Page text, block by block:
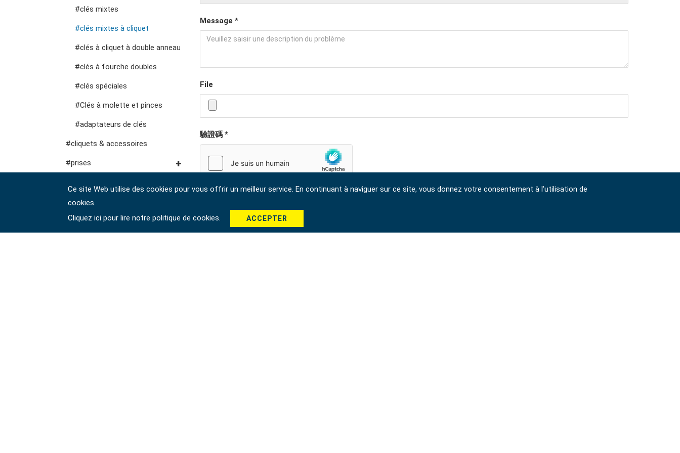
multiprise
lubrification
chariots à outils
accessoires de
pinces, couteaux, pinces
vde
#clés mixtes
#clés mixtes à cliquet
#clés à cliquet à double anneau
#clés à fourche doubles
#clés spéciales
#Clés à molette et pinces
#adaptateurs de clés
#cliquets & accessoires
#prises
Douilles #1/2"
1/4"
Embouts hexagonaux de
pilotes d'engrenages
#tournevis
Message *
File
驗證碼 *
Ce site Web utilise des cookies pour vous offrir un meilleur service. En continuant à naviguer sur ce site, vous donnez votre consentement à l'utilisation de
cookies.
Cliquez ici pour lire notre politique de cookies.
ACCEPTER